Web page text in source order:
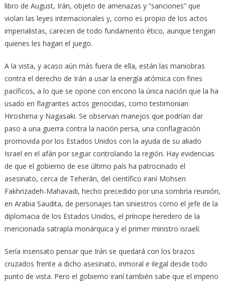
libro de August, Irán, objeto de amenazas y “sanciones” que
violan las leyes internacionales y, como es propio de los actos
imperialistas, carecen de todo fundamento ético, aunque tengan
quienes les hagan el juego.
A la vista, y acaso aún más fuera de ella, están las maniobras
contra el derecho de Irán a usar la energía atómica con fines
pacíficos, a lo que se opone con encono la única nación que la ha
usado en flagrantes actos genocidas, como testimonian
Hiroshima y Nagasaki. Se observan manejos que podrían dar
paso a una guerra contra la nación persa, una conflagración
promovida por los Estados Unidos con la ayuda de su aliado
Israel en el afán por seguir controlando la región. Hay evidencias
de que el gobierno de ese último país ha patrocinado el
asesinato, cerca de Teherán, del científico iraní Mohsen
Fakhrizadeh-Mahavadi, hecho precedido por una sombría reunión,
en Arabia Saudita, de personajes tan siniestros como el jefe de la
diplomacia de los Estados Unidos, el príncipe heredero de la
mencionada satrapía monárquica y el primer ministro israelí.
Sería insensato pensar que Irán se quedará con los brazos
cruzados frente a dicho asesinato, inmoral e ilegal desde todo
punto de vista. Pero el gobierno iraní también sabe que el imperio